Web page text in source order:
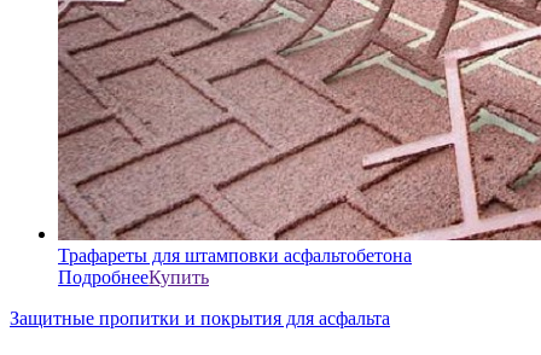
Трафареты для штамповки асфальтобетона
ПодробнееКупить
Защитные пропитки и покрытия для асфальта